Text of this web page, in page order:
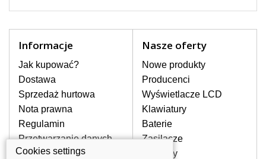
Oferujemy oryginalne klawiatury w
stronie internetowej ją znajdziesz za
pomocy wyszukiwarki. Wystarczy znać
model laptopa. Przy każdej klawiaturze
nie może brakować szczególowe zdjęcie
do aktualnego stanu naszego magazynu.
W JAKI SPOSÓB MOŻE SIĘ
PRZEJAWIAĆ USTERKA
Informacje
Jak kupować?
Dostawa
Sprzedaż hurtowa
Nota prawna
Regulamin
Przetwarzanie danych
osobowych
Nasze oferty
Nowe produkty
Producenci
Wyświetlacze LCD
Klawiatury
Baterie
Zasilacze
Zawiasy
Cookies settings